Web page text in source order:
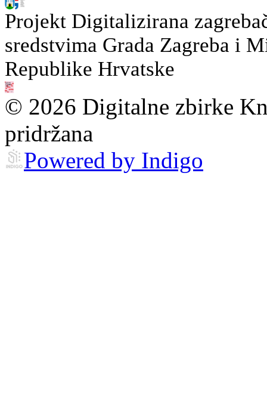
Projekt Digitalizirana
sredstvima Grada Zagreba i
Republike Hrvatske
© 2026 Digitalne zbirke
pridržana
Powered by Indigo